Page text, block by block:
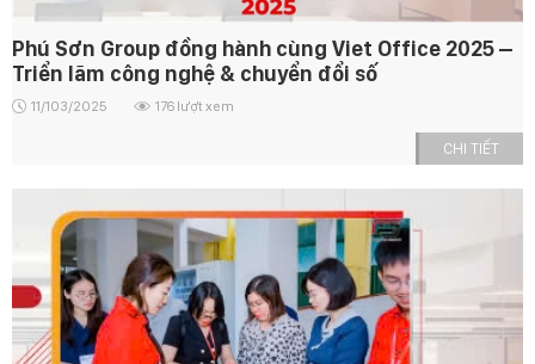
Phú Sơn Group đồng hành cùng Viet Office 2025 –
Triển lãm công nghệ & chuyển đổi số
11/103/2025 176 lượt xem
CHI TIẾT